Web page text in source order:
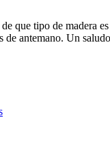
que tipo de madera
de antemano. Un